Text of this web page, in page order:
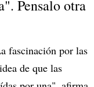
Pensalo otra
fascinación por las
de que las